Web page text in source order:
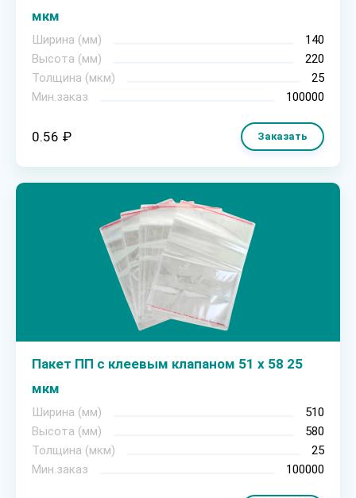
мкм
Ширина (мм)
140
Высота (мм)
220
Толщина (мкм)
25
Мин.заказ
100000
0.56 ₽ Заказать
Пакет ПП с клеевым клапаном 51 х 58 25
мкм
Ширина (мм)
510
Высота (мм)
580
Толщина (мкм)
25
Мин.заказ
100000